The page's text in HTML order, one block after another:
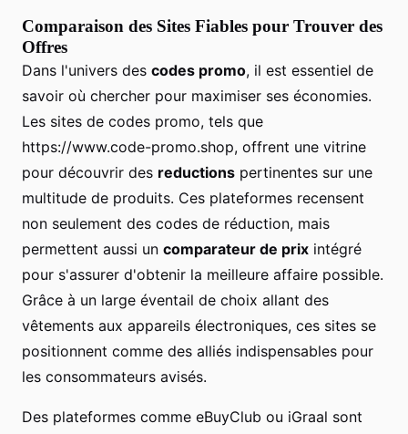
Comparaison des Sites Fiables pour Trouver des
Offres
Dans l'univers des codes promo, il est essentiel de
savoir où chercher pour maximiser ses économies.
Les sites de codes promo, tels que
https://www.code-promo.shop, offrent une vitrine
pour découvrir des reductions pertinentes sur une
multitude de produits. Ces plateformes recensent
non seulement des codes de réduction, mais
permettent aussi un comparateur de prix intégré
pour s'assurer d'obtenir la meilleure affaire possible.
Grâce à un large éventail de choix allant des
vêtements aux appareils électroniques, ces sites se
positionnent comme des alliés indispensables pour
les consommateurs avisés.
Des plateformes comme eBuyClub ou iGraal sont